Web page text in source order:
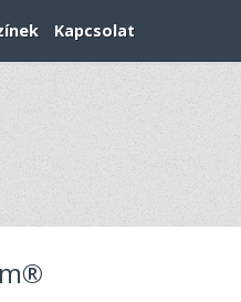
Kapcsolat